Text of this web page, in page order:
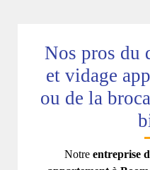
Nos pros du
et vidage
ou de la
Notre entreprise